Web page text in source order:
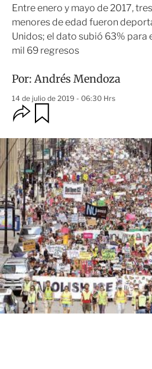
Entre enero y mayo de 2017,
menores de edad fueron
Unidos; el dato subió 63% para
mil 69 regresos
Por:Andrés Mendoza
14 de julio de 2019 - 06:30 Hrs
O
p
i
o
n
e
s
d
e
c
o
m
p
a
r
t
i
r
r
d
a
r